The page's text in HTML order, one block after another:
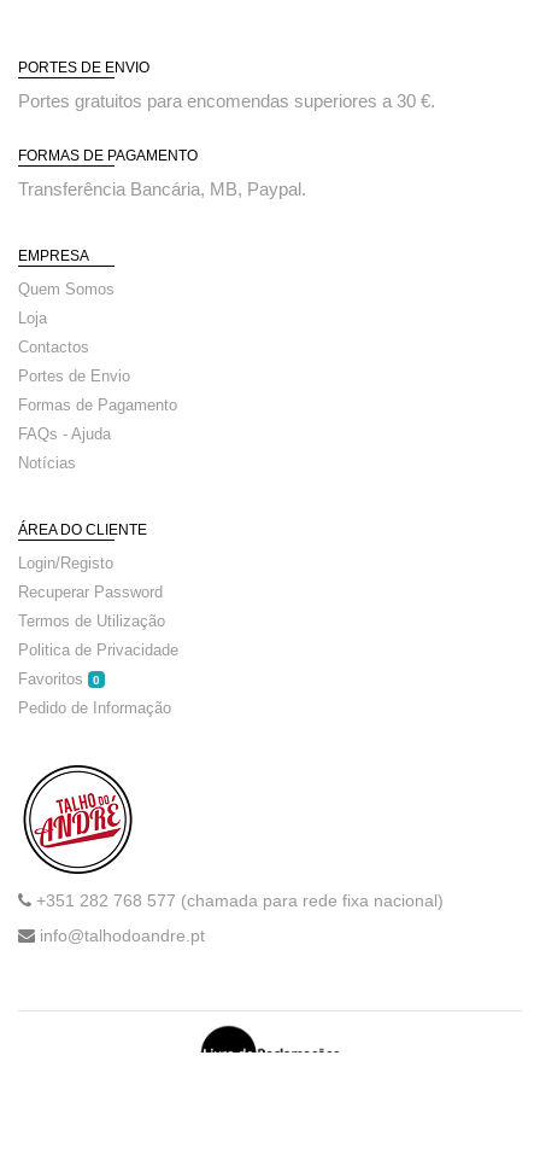
PORTES DE ENVIO
Portes gratuitos para encomendas superiores a 30 €.
FORMAS DE PAGAMENTO
Transferência Bancária, MB, Paypal.
EMPRESA
Quem Somos
Loja
Contactos
Portes de Envio
Formas de Pagamento
FAQs - Ajuda
Notícias
ÁREA DO CLIENTE
Login/Registo
Recuperar Password
Termos de Utilização
Politica de Privacidade
Favoritos
0
Pedido de Informação
+351 282 768 577 (chamada para rede fixa nacional)
info@talhodoandre.pt